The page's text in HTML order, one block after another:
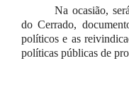
Na ocasião,
do Cerrado,
políticos e as
políticas públicas de